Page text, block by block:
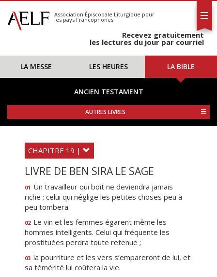
S'abonner
Calendrier
Association Épiscopale Liturgique pour
les pays Francophones
Recevez gratuitement
les lectures du jour par courriel
LA MESSE LES HEURES LA BIBLE
ANCIEN TESTAMENT
AUTRES LIVRES
CHAPITRE 19 |
LIVRE DE BEN SIRA LE SAGE
01 Un travailleur qui boit ne deviendra jamais
riche ; celui qui néglige les petites choses peu à
peu tombera.
02 Le vin et les femmes égarent même les
hommes intelligents. Celui qui fréquente les
prostituées perdra toute retenue ;
03 la pourriture et les vers s’empareront de lui, et
sa témérité lui coûtera la vie.